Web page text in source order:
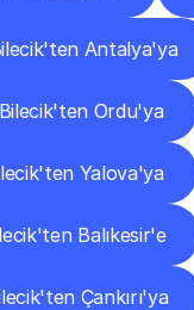
Antalya'ya
Bilecik'ten Ordu'ya
Yalova'ya
Balıkesir'e
Çankırı'ya